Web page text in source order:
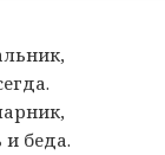
беда.